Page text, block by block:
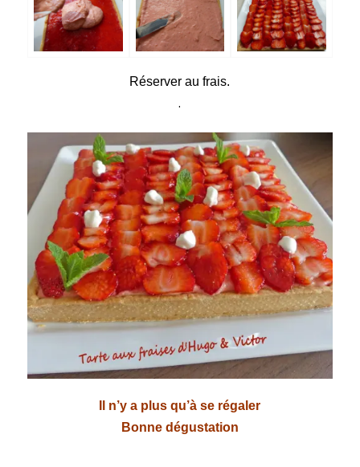
Réserver au frais.
.
Il n’y a plus qu’à se régaler
Bonne dégustation